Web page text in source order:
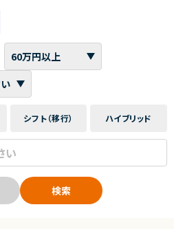
シフト（移行） ハイブリッド
検索